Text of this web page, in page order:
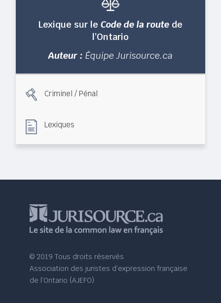
Lexique sur leCode de la route de
l’Ontario
Auteur : Équipe Jurisource.ca
Criminel / Pénal
Lexiques
© 2019 Tous droits réservés
Association des juristes d’expression française
de l’Ontario (AJEFO)